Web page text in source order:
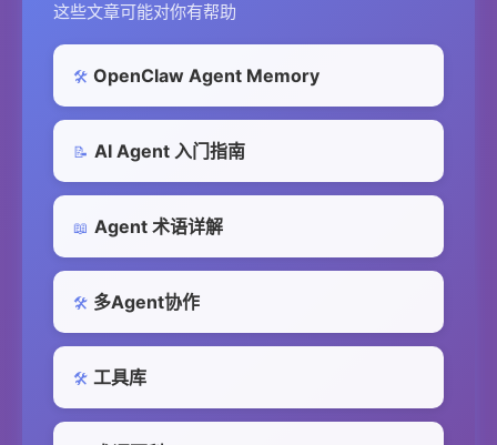
这些文章可能对你有帮助
🛠️ OpenClaw Agent Memory
📝 AI Agent 入门指南
📖 Agent 术语详解
🛠️ 多Agent协作
🛠️ 工具库